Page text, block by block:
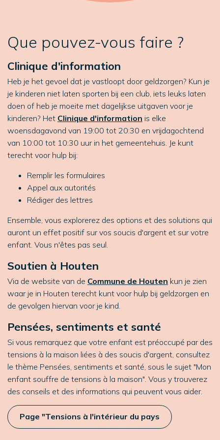
Que pouvez-vous faire ?
Clinique d'information
Heb je het gevoel dat je vastloopt door geldzorgen? Kun je
je kinderen niet laten sporten bij een club, iets leuks laten
doen of heb je moeite met dagelijkse uitgaven voor je
kinderen? Het Clinique d'information is elke
woensdagavond van 19:00 tot 20:30 en vrijdagochtend
van 10:00 tot 10:30 uur in het gemeentehuis. Je kunt
terecht voor hulp bij:
Remplir les formulaires
Appel aux autorités
Rédiger des lettres
Ensemble, vous explorerez des options et des solutions qui
auront un effet positif sur vos soucis d'argent et sur votre
enfant. Vous n'êtes pas seul.
Soutien à Houten
Via de website van de Commune de Houten kun je zien
waar je in Houten terecht kunt voor hulp bij geldzorgen en
de gevolgen hiervan voor je kind.
Pensées, sentiments et santé
Si vous remarquez que votre enfant est préoccupé par des
tensions à la maison liées à des soucis d'argent, consultez
le thème Pensées, sentiments et santé, sous le sujet "Mon
enfant souffre de tensions à la maison". Vous y trouverez
des conseils et des informations qui peuvent vous aider.
Page "Tensions à l'intérieur du pays